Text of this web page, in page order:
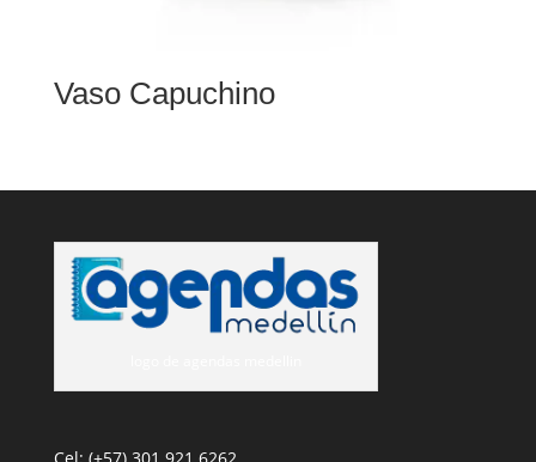
Vaso Capuchino